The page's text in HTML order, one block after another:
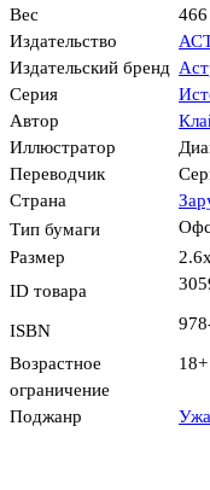
Вес
466
Издательство
Издательский бренд
Серия
Автор
Иллюстратор
Переводчик
Страна
Тип бумаги
Размер
ID товара
ISBN
Возрастное
ограничение
18+
Поджанр